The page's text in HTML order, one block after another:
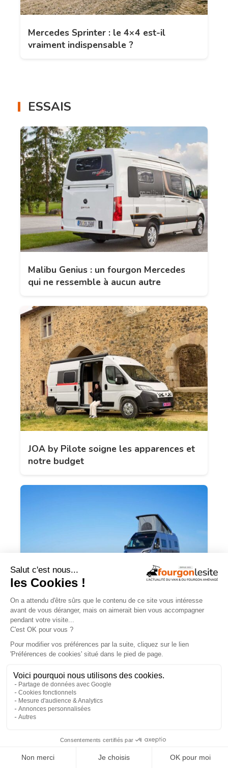
Mercedes Sprinter : le 4×4 est-il
vraiment indispensable ?
ESSAIS
Malibu Genius : un fourgon Mercedes
qui ne ressemble à aucun autre
JOA by Pilote soigne les apparences et
notre budget
Campérêve Magellan 746 : la conquête
de l’espace
TROUVEZUN AMÉNAGEUR
PRÈS DE CHEZ VOUS !
professionnels de l'aménagement de vans